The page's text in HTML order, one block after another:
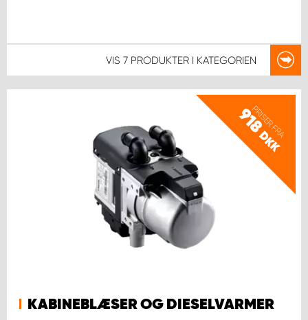
VIS 7 PRODUKTER I KATEGORIEN
PRISER FRA
918
DKK
KABINEBLÆSER OG DIESELVARMER